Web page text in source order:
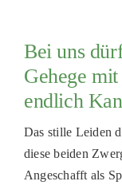
Bei uns
Gehege
endlich
Das stille Leiden
diese beiden
Angeschafft als